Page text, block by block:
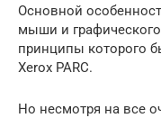
Основной
мыши и
принципы которого
Xerox PARC.
Но несмотря на все